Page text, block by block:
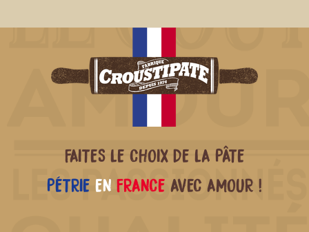
FAITES LE CHOIX DE LA PÂTE
PÉTRIE EN FRANCE AVEC AMOUR !